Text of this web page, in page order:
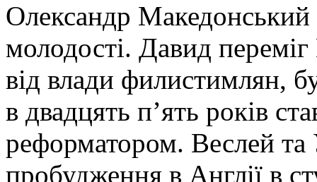
Олександр Македонський
молодості. Давид переміг
від влади филистимлян,
в двадцять п’ять років
реформатором. Веслей та
пробудження в Англії в